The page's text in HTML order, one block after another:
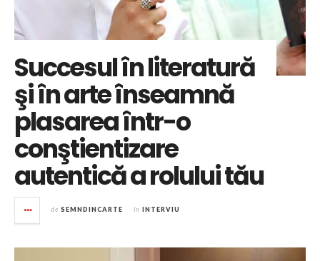
Succesul în literatură
şi în arte înseamnă
plasarea într-o
conştientizare
autentică a rolului tău
de SEMNDINCARTE în INTERVIU